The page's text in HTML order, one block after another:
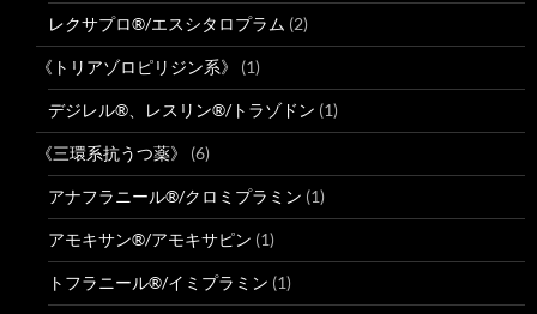
レクサプロ®/エスシタロプラム (2)
《トリアゾロピリジン系》 (1)
デジレル®、レスリン®/トラゾドン (1)
《三環系抗うつ薬》 (6)
アナフラニール®/クロミプラミン (1)
アモキサン®/アモキサピン (1)
トフラニール®/イミプラミン (1)